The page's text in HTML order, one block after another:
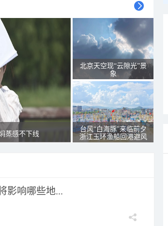
蒸感不下线
北京天空现“云隙光”景
象
台风“白海豚”来临前夕
浙江玉环渔船回港避风
影响哪些地...